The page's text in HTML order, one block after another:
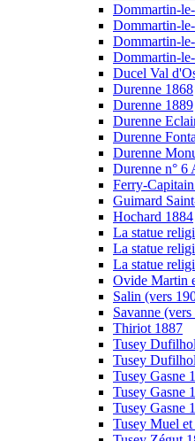
Dommartin-
Dommartin-
Dommartin-
Dommartin-
Ducel Val
Durenne 1868
Durenne 1889
Durenne
Durenne
Durenne
Durenne n° 6
Ferry-
Guimard
Hochard 1884
La statue
La statue
La statue
Ovide Martin
Salin (vers
Savanne
Thiriot 1887
Tusey
Tusey
Tusey Gasne
Tusey Gasne
Tusey Gasne
Tusey Muel